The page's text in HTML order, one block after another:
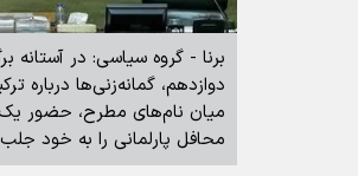
برنا - گروه سیاسی: در
دوازدهم، گمانه‌زنی‌ها درباره
میان نام‌های مطرح، حضور یک
محافل پارلمانی را به خود